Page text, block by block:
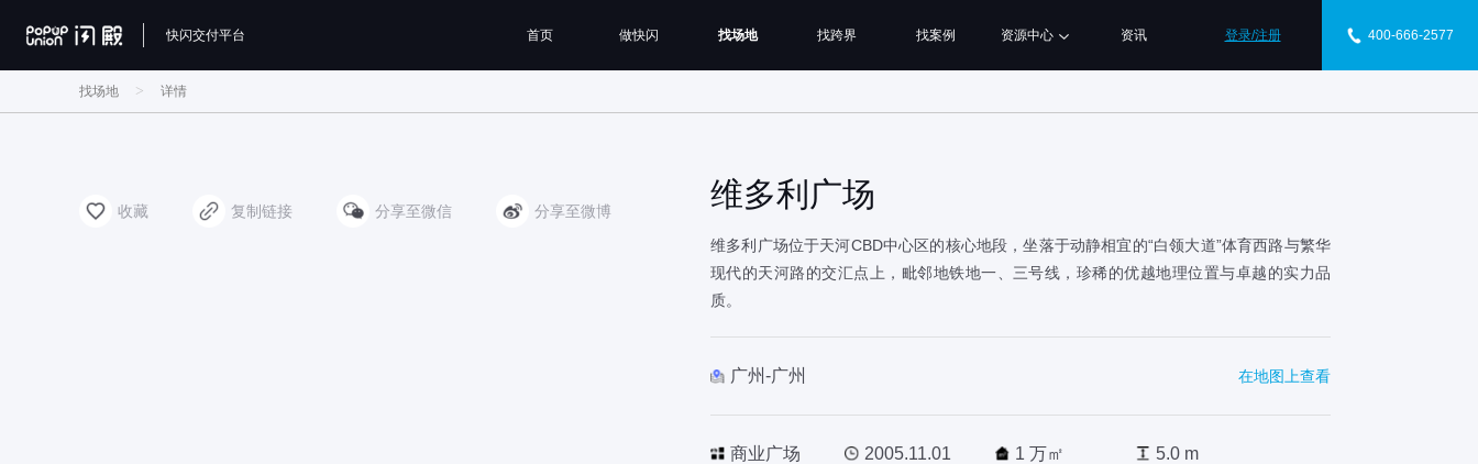
快闪交付平台 首页 做快闪 找场地 找跨界 找案例 资源中心 资讯 登录/注册 400-666-2577
找场地 > 详情
收藏 复制链接 分享至微信 分享至微博 维多利广场
维多利广场位于天河CBD中心区的核心地段，坐落于动静相宜的“白领大道”体育西路与繁华
现代的天河路的交汇点上，毗邻地铁地一、三号线，珍稀的优越地理位置与卓越的实力品
质。
广州-广州 在地图上查看
商业广场 2005.11.01 1 万㎡ 5.0 m